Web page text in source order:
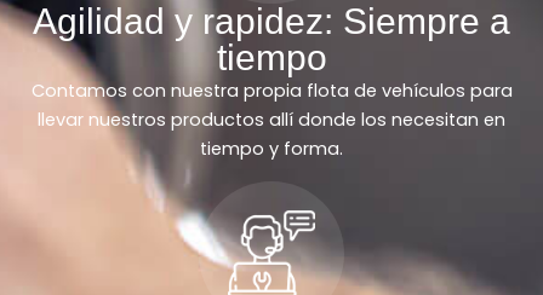
Agilidad y rapidez: Siempre a
tiempo
Contamos con nuestra propia flota de vehículos para
llevar nuestros productos allí donde los necesitan en
tiempo y forma.